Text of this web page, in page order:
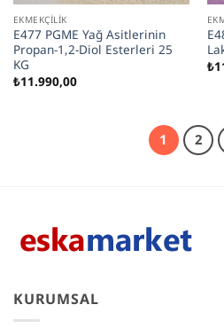
EKMEKÇILIK
E477 PGME Yağ Asitlerinin
Propan-1,2-Diol Esterleri 25
KG
₺11.990,00
₺
1 2
KURUMSAL